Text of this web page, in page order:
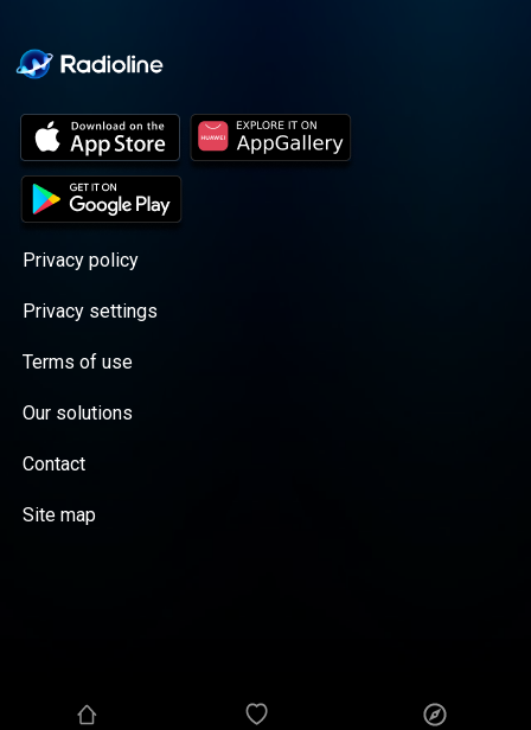
Privacy policy
Privacy settings
Terms of use
Our solutions
Contact
Site map